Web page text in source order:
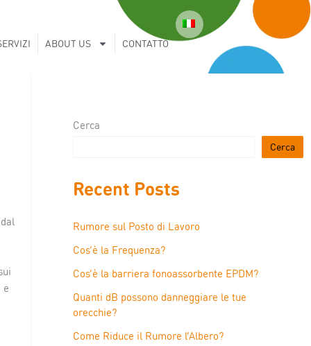
ABOUT US CONTATTO
e
Cerca
Cerca
Recent Posts
Rumore sul Posto di Lavoro
Cos’è la Frequenza?
Cos’è la barriera fonoassorbente EPDM?
Quanti dB possono danneggiare le tue
orecchie?
Come Riduce il Rumore l’Albero?